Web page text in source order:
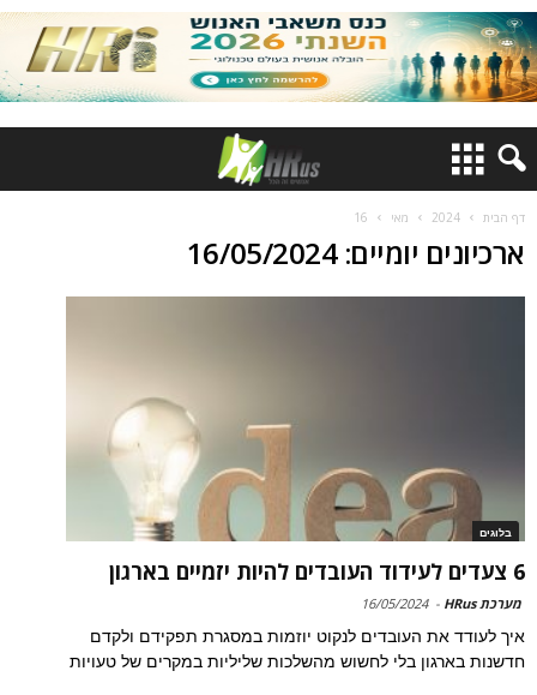
דף הבית 2024 מאי 16
ארכיונים יומיים: 16/05/2024
בלוגים
6 צעדים לעידוד העובדים להיות יזמיים בארגון
מערכת HRus -
16/05/2024
איך לעודד את העובדים לנקוט יוזמות במסגרת תפקידם ולקדם
חדשנות בארגון בלי לחשוש מהשלכות שליליות במקרים של טעויות